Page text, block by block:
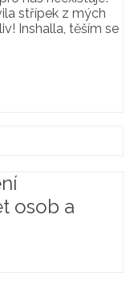
střípek z mých
Inshalla, těším se
osob a